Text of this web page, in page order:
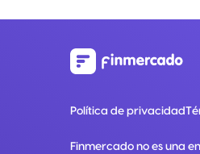
Política de privacidad
Finmercado no es una